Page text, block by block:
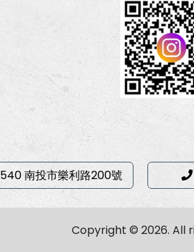
540 南投市樂利路200號
Copyright © 2026. All